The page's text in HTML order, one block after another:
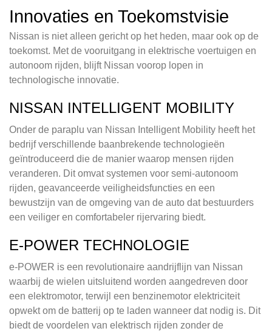
Innovaties en Toekomstvisie
Nissan is niet alleen gericht op het heden, maar ook op de
toekomst. Met de vooruitgang in elektrische voertuigen en
autonoom rijden, blijft Nissan voorop lopen in
technologische innovatie.
NISSAN INTELLIGENT MOBILITY
Onder de paraplu van Nissan Intelligent Mobility heeft het
bedrijf verschillende baanbrekende technologieën
geïntroduceerd die de manier waarop mensen rijden
veranderen. Dit omvat systemen voor semi-autonoom
rijden, geavanceerde veiligheidsfuncties en een
bewustzijn van de omgeving van de auto dat bestuurders
een veiliger en comfortabeler rijervaring biedt.
E-POWER TECHNOLOGIE
e-POWER is een revolutionaire aandrijflijn van Nissan
waarbij de wielen uitsluitend worden aangedreven door
een elektromotor, terwijl een benzinemotor elektriciteit
opwekt om de batterij op te laden wanneer dat nodig is. Dit
biedt de voordelen van elektrisch rijden zonder de